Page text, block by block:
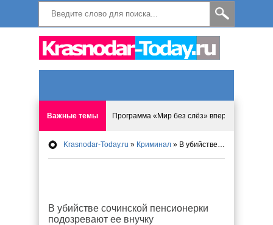
Важные темы Программа «Мир без слёз» впервые в
Исмагил Шангареев: Отзывы и напутствия
В Краснодаре отменяют «СНИЛС», что будет
Krasnodar-Today.ru » Криминал » В убийстве сочинской пенсионерки подозревают ее внучку
В убийстве сочинской пенсионерки
подозревают ее внучку